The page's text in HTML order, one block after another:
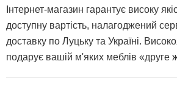
Інтернет-магазин гарантує високу
доступну вартість, налагоджений
доставку по Луцьку та Україні.
подарує вашій м'яких меблів «друге